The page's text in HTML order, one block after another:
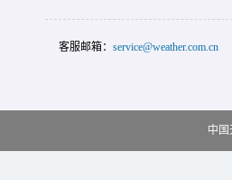
客服邮箱： service@weather.com.cn
中